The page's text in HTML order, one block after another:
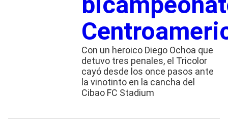
Con un heroico Diego Ochoa que
detuvo tres penales, el Tricolor
cayó desde los once pasos ante
la vinotinto en la cancha del
Cibao FC Stadium